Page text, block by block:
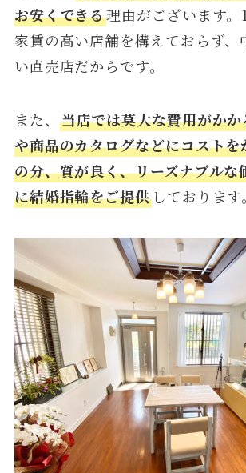
お安くできる理由がございます。
家賃の高い店舗を構えておらず、
い直売店だからです。
また、 当店では莫大な費用がか
や商品のカタログなどにコスト
の分、質が良く、リーズナブルな
に結婚指輪をご提供しております。